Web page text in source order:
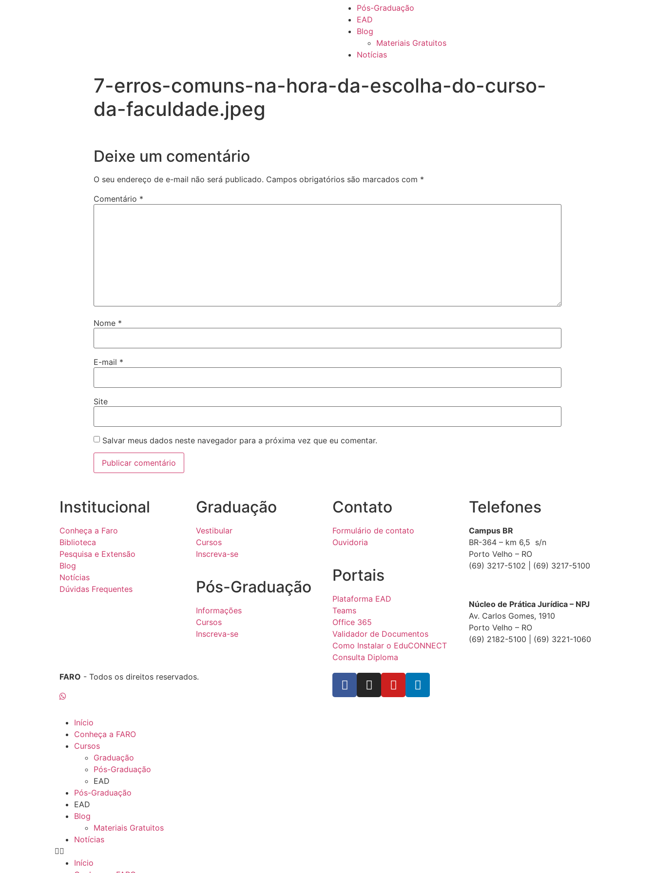
Pós-Graduação
EAD
Blog
Materiais Gratuitos
Notícias
7-erros-comuns-na-hora-da-escolha-do-curso-
da-faculdade.jpeg
Deixe um comentário
O seu endereço de e-mail não será publicado. Campos obrigatórios são marcados com *
Comentário *
Nome *
E-mail *
Site
Salvar meus dados neste navegador para a próxima vez que eu comentar.
Institucional
Conheça a Faro
Biblioteca
Pesquisa e Extensão
Blog
Notícias
Dúvidas Frequentes
Graduação
Vestibular
Cursos
Inscreva-se
Pós-Graduação
Informações
Cursos
Inscreva-se
Contato
Formulário de contato
Ouvidoria
Portais
Plataforma EAD
Teams
Office 365
Validador de Documentos
Como Instalar o EduCONNECT
Consulta Diploma
Telefones
Campus BR
BR-364 – km 6,5 s/n
Porto Velho – RO
(69) 3217-5102 | (69) 3217-5100
Núcleo de Prática Jurídica – NPJ
Av. Carlos Gomes, 1910
Porto Velho – RO
(69) 2182-5100 | (69) 3221-1060
FARO - Todos os direitos reservados.
Início
Conheça a FARO
Cursos
Graduação
Pós-Graduação
EAD
Pós-Graduação
EAD
Blog
Materiais Gratuitos
Notícias
Início